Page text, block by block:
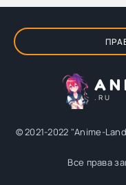
.RU
© 2021-2022 "Anime-
Все права